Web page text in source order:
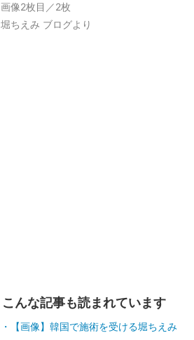
画像2枚目／2枚
堀ちえみ ブログより
こんな記事も読まれています
【画像】韓国で施術を受ける堀ちえみ